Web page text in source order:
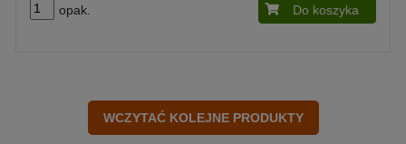
opak. Do koszyka